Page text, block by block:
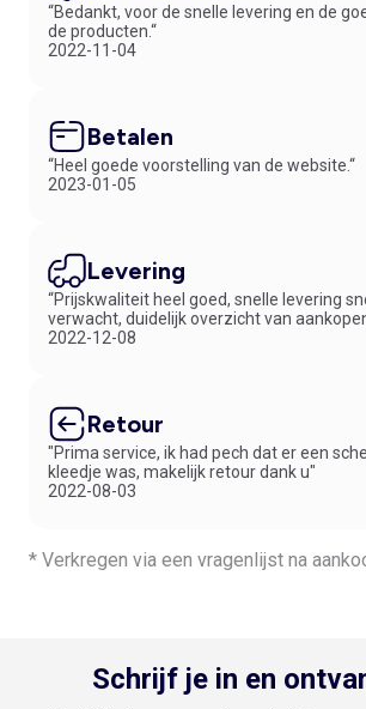
“Bedankt, voor de snelle levering en de
de producten.“
2022-11-04
Betalen
“Heel goede voorstelling van de website.“
2023-01-05
Levering
“Prijskwaliteit heel goed, snelle levering
verwacht, duidelijk overzicht van
2022-12-08
Retour
"Prima service, ik had pech dat er een
kleedje was, makelijk retour dank u"
2022-08-03
* Verkregen via een vragenlijst na
Schrijf je in en